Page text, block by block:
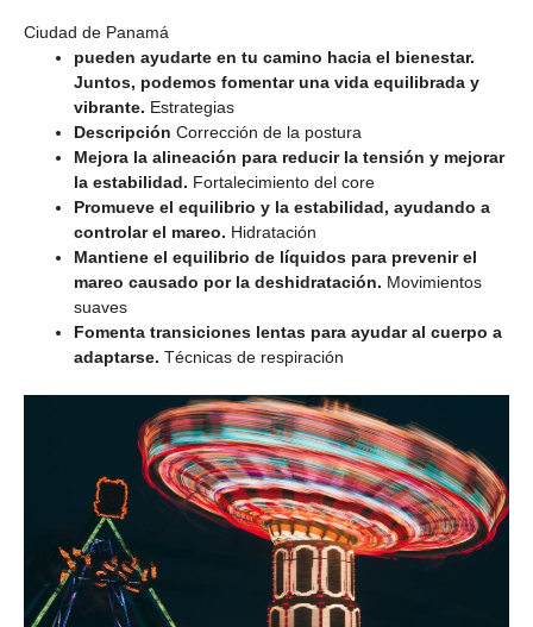
Ciudad de Panamá
pueden ayudarte en tu camino hacia el bienestar.
Juntos, podemos fomentar una vida equilibrada y
vibrante. Estrategias
Descripción Corrección de la postura
Mejora la alineación para reducir la tensión y mejorar
la estabilidad. Fortalecimiento del core
Promueve el equilibrio y la estabilidad, ayudando a
controlar el mareo. Hidratación
Mantiene el equilibrio de líquidos para prevenir el
mareo causado por la deshidratación. Movimientos
suaves
Fomenta transiciones lentas para ayudar al cuerpo a
adaptarse. Técnicas de respiración